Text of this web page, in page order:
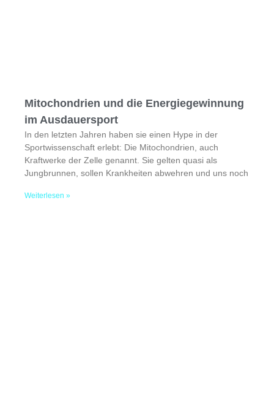
Mitochondrien und die Energiegewinnung
im Ausdauersport
In den letzten Jahren haben sie einen Hype in der
Sportwissenschaft erlebt: Die Mitochondrien, auch
Kraftwerke der Zelle genannt. Sie gelten quasi als
Jungbrunnen, sollen Krankheiten abwehren und uns noch
Weiterlesen »